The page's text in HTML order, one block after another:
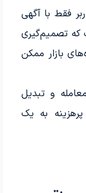
فقط با آگهی
تصمیم‌گیری
بازار ممکن
و تبدیل
به یک